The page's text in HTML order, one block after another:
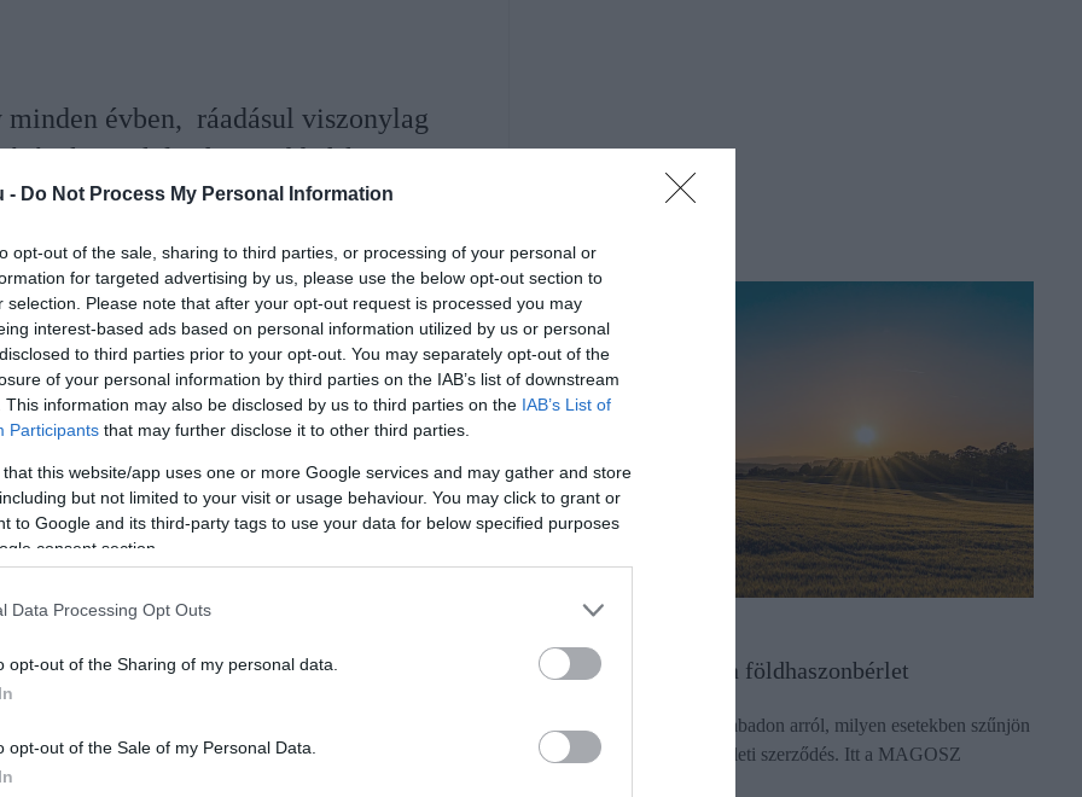
- Do Not Process My Personal Information
opt-out of the sale, sharing to third parties, or processing of your personal or
for targeted advertising by us, please use the below opt-out section to
selection. Please note that after your opt-out request is processed you may
interest-based ads based on personal information utilized by us or personal
to third parties prior to your opt-out. You may separately opt-out of the
of your personal information by third parties on the IAB’s list of downstream
This information may also be disclosed by us to third parties on the IAB’s List of
Participants that may further disclose it to other third parties.
that this website/app uses one or more Google services and may gather and store
but not limited to your visit or usage behaviour. You may click to grant or
to Google and its third-party tags to use your data for below specified purposes
consent section.
Data Processing Opt Outs
opt-out of the Sharing of my personal data.
opt-out of the Sale of my Personal Data.
évben, ráadásul viszonylag
egyik legfontosabb faktora az
ha túl későn, kevesebbet
forrásként a Google Keresőben!
naptár, hanem a talaj hőmérséklete: az ültetést akkor
eléri a6–8 Celsius-fokot,ami általábanmárcius
cikkéből.
is indulhatnak, míg a késlekedés a tenyészidő
ezért nemcsak az időzítés, hanem a talaj állapota és a
A gazdák egyre gyakrabban alkalmaznak bakhátas
a gyorsabb kelést.
Ekkor mondható fel a földhaszonbérlet
A felek nem dönthetnek szabadon arról, milyen esetekben szűnjön
meg a termőföld haszonbérleti szerződés. Itt a MAGOSZ